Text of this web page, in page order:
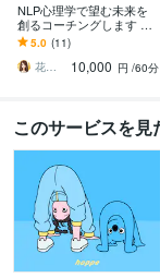
NLP心理学で望む未来を
創るコーチングします 夢
をあきらめないで❗50分
で、行動できる人に変え
ます✨
5.0 (11)
花音（canon）☘️開運☘️幸せコーチ
10,000 円 /60分
このサービスを